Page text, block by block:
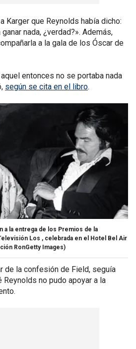
Karger que Reynolds había dicho:
nada, ¿verdad?». Además,
a la gala de los Óscar de
entonces no se portaba nada
según se cita en el libro.
a la entrega de los Premios de la
Los , celebrada en el Hotel Bel Air
RonGetty Images)
de la confesión de Field, seguía
no pudo apoyar a la